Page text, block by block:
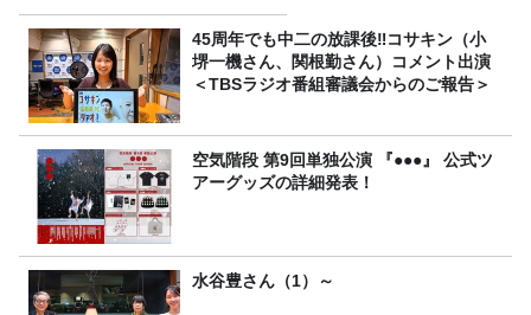
プレゼント！
45周年でも中二の放課後‼コサキン（小
堺一機さん、関根勤さん）コメント出演
＜TBSラジオ番組審議会からのご報告＞
空気階段 第9回単独公演 『●●●』 公式ツ
アーグッズの詳細発表！
水谷豊さん（1）～